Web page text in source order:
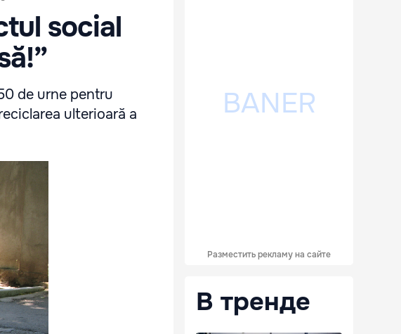
social
de urne pentru
ulterioară a
Разместить рекламу на сайте
В тренде